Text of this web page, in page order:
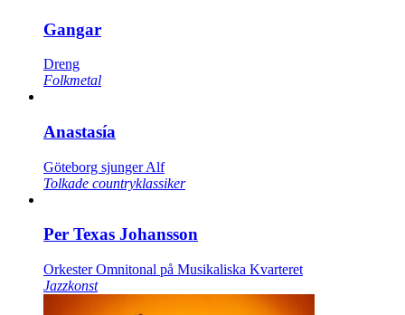
Gangar
Dreng
Folkmetal
Anastasía
Göteborg sjunger Alf
Tolkade countryklassiker
Per Texas Johansson
Orkester Omnitonal på Musikaliska Kvarteret
Jazzkonst